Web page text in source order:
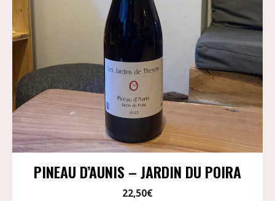
PINEAU D’AUNIS – JARDIN DU POIRA
22,50€